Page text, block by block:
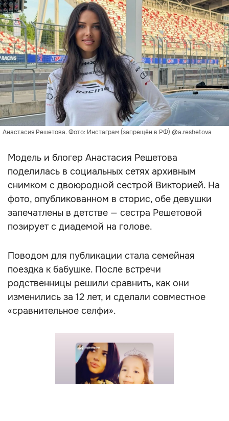
Анастасия Решетова. Фото: Инстаграм (запрещён в РФ) @a.reshetova
Модель и блогер Анастасия Решетова
поделилась в социальных сетях архивным
снимком с двоюродной сестрой Викторией. На
фото, опубликованном в сторис, обе девушки
запечатлены в детстве — сестра Решетовой
позирует с диадемой на голове.
Поводом для публикации стала семейная
поездка к бабушке. После встречи
родственницы решили сравнить, как они
изменились за 12 лет, и сделали совместное
«сравнительное селфи».